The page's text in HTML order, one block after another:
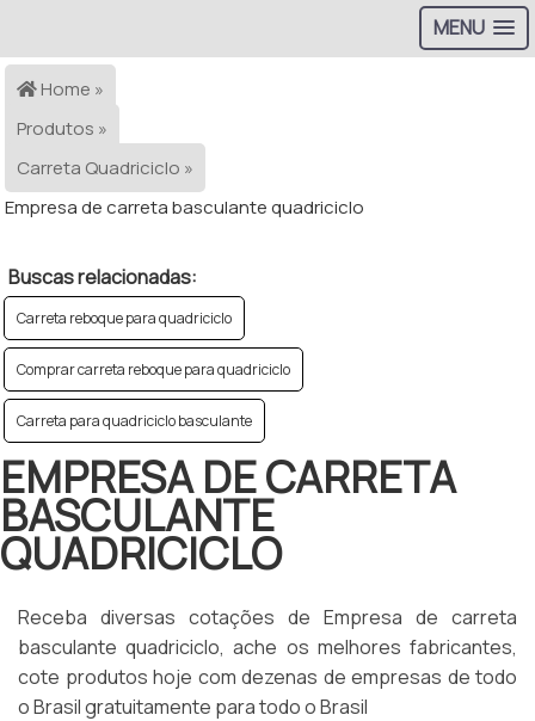
MENU
Home »
Produtos »
Carreta Quadriciclo »
Empresa de carreta basculante quadriciclo
Buscas relacionadas:
Carreta reboque para quadriciclo
Comprar carreta reboque para quadriciclo
Carreta para quadriciclo basculante
EMPRESA DE CARRETA
BASCULANTE
QUADRICICLO
Receba diversas cotações de Empresa de carreta
basculante quadriciclo, ache os melhores fabricantes,
cote produtos hoje com dezenas de empresas de todo
o Brasil gratuitamente para todo o Brasil